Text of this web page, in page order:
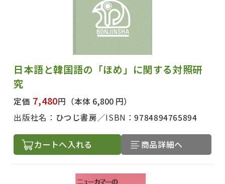
日本語と韓国語の「ほめ」に関する対照研
究
定価 7,480円 （本体 6,800 円）
出版社名： ひつじ書房 ISBN：9784894765894
カートへ入れる 商品詳細へ